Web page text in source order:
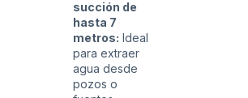
succión de
hasta 7
metros: Ideal
para extraer
agua desde
pozos o